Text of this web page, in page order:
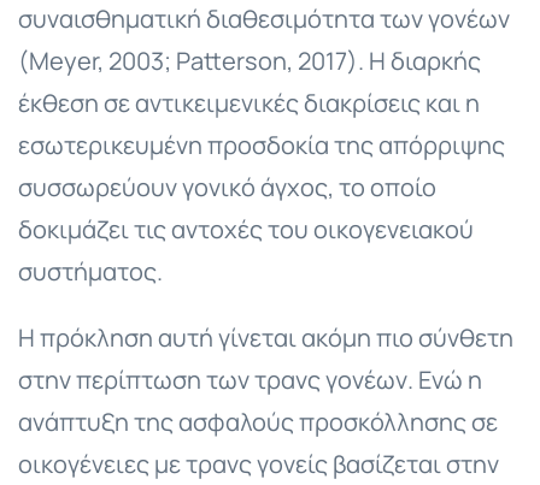
συναισθηματική διαθεσιμότητα των γονέων
(Meyer, 2003; Patterson, 2017). Η διαρκής
έκθεση σε αντικειμενικές διακρίσεις και η
εσωτερικευμένη προσδοκία της απόρριψης
συσσωρεύουν γονικό άγχος, το οποίο
δοκιμάζει τις αντοχές του οικογενειακού
συστήματος.
Η πρόκληση αυτή γίνεται ακόμη πιο σύνθετη
στην περίπτωση των τρανς γονέων. Ενώ η
ανάπτυξη της ασφαλούς προσκόλλησης σε
οικογένειες με τρανς γονείς βασίζεται στην